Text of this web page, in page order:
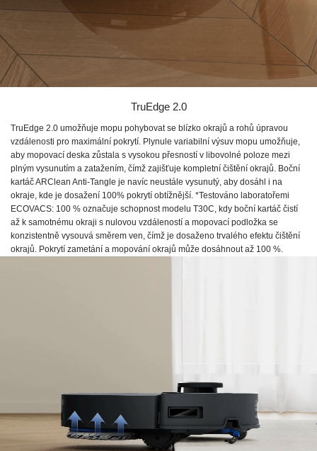
TruEdge 2.0
TruEdge 2.0 umožňuje mopu pohybovat se blízko okrajů a rohů úpravou
vzdálenosti pro maximální pokrytí. Plynule variabilní výsuv mopu umožňuje,
aby mopovací deska zůstala s vysokou přesností v libovolné poloze mezi
plným vysunutím a zatažením, čímž zajišťuje kompletní čištění okrajů. Boční
kartáč ARClean Anti-Tangle je navíc neustále vysunutý, aby dosáhl i na
okraje, kde je dosažení 100% pokrytí obtížnější. *Testováno laboratořemi
ECOVACS: 100 % označuje schopnost modelu T30C, kdy boční kartáč čistí
až k samotnému okraji s nulovou vzdáleností a mopovací podložka se
konzistentně vysouvá směrem ven, čímž je dosaženo trvalého efektu čištění
okrajů. Pokrytí zametání a mopování okrajů může dosáhnout až 100 %.